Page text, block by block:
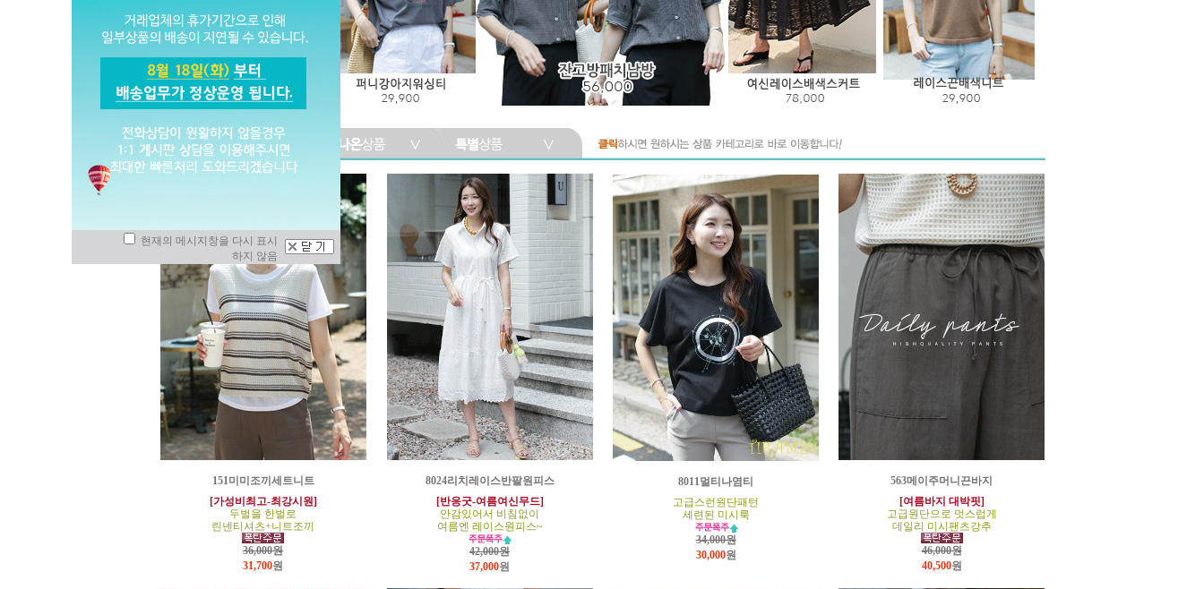
151미미조끼세트니트
[가성비최고-최강시원]
두벌을 한벌로
린넨티셔츠+니트조끼
36,000원
31,700원
8024리치레이스반팔원피스
[반응굿-여름여신무드]
안감있어서 비침없이
여름엔 레이스원피스~
42,000원
37,000원
8011멀티나염티
고급스런원단패턴
세련된 미시룩
34,000원
30,000원
563메이주머니끈바지
[여름바지 대박핏]
고급원단으로 멋스럽게
데일리 미시팬츠강추
46,000원
40,500원
현재의 메시지창을 다시 표시
하지 않음